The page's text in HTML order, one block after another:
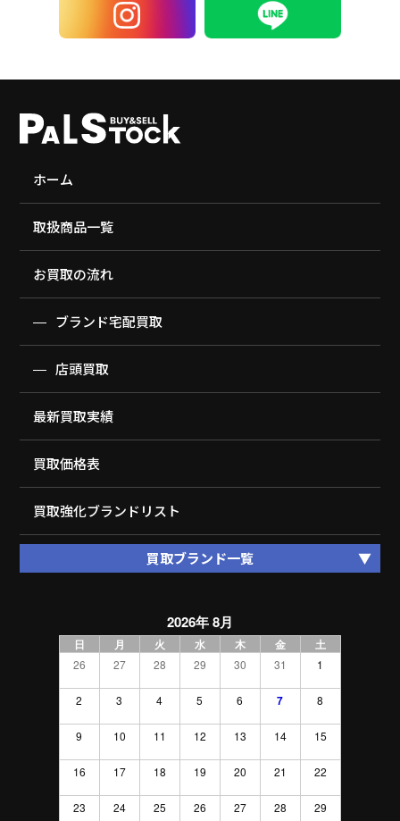
ホーム
取扱商品一覧
お買取の流れ
ブランド宅配買取
店頭買取
最新買取実績
買取価格表
買取強化ブランドリスト
買取ブランド一覧
2026年 8月
日 月 火 水 木 金 土
26 27 28 29 30 31 1
2 3 4 5 6 7 8
9 10 11 12 13 14 15
16 17 18 19 20 21 22
23 24 25 26 27 28 29